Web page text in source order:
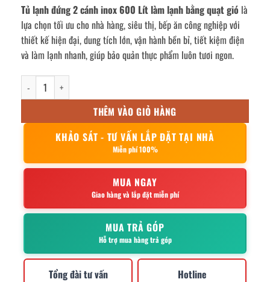
Tủ lạnh đứng 2 cánh inox 600 Lít làm lạnh bằng quạt gió là
lựa chọn tối ưu cho nhà hàng, siêu thị, bếp ăn công nghiệp với
thiết kế hiện đại, dung tích lớn, vận hành bền bỉ, tiết kiệm điện
và làm lạnh nhanh, giúp bảo quản thực phẩm luôn tươi ngon.
Tủ lạnh đứng 2 cánh inox 600 Lít làm lạnh bằng quạt gió số lượng
THÊM VÀO GIỎ HÀNG
KHẢO SÁT - TƯ VẤN LẮP ĐẶT TẠI NHÀ
Miễn phí 100%
MUA NGAY
Giao hàng và lắp đặt miễn phí
MUA TRẢ GÓP
Hỗ trợ mua hàng trả góp
Tổng đài tư vấn Hotline